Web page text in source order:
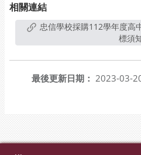
相關連結
標須
最後更新日期： 2023-03-